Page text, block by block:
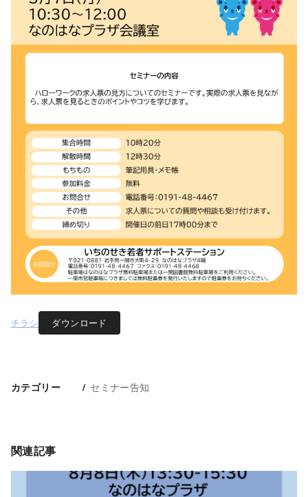
チラシ ダウンロード
カテゴリー セミナー告知
関連記事